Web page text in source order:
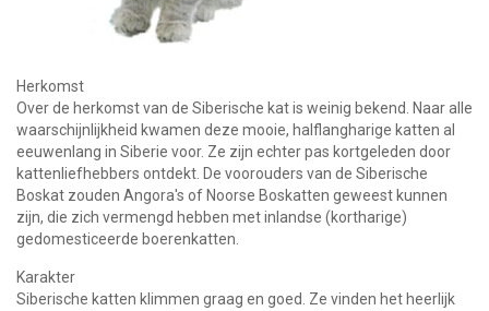
Herkomst
Over de herkomst van de Siberische kat is weinig bekend. Naar alle
waarschijnlijkheid kwamen deze mooie, halflangharige katten al
eeuwenlang in Siberie voor. Ze zijn echter pas kortgeleden door
kattenliefhebbers ontdekt. De voorouders van de Siberische
Boskat zouden Angora's of Noorse Boskatten geweest kunnen
zijn, die zich vermengd hebben met inlandse (kortharige)
gedomesticeerde boerenkatten.
Karakter
Siberische katten klimmen graag en goed. Ze vinden het heerlijk